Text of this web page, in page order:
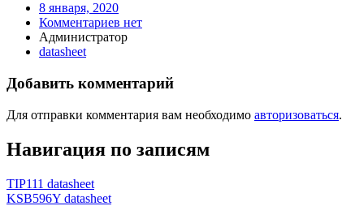
8 января, 2020
Комментариев нет
Администратор
datasheet
Добавить комментарий
Для отправки комментария вам необходимо авторизоваться.
Навигация по записям
TIP111 datasheet
KSB596Y datasheet